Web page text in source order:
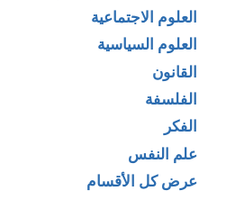
العلوم الاجتماعية
العلوم السياسية
القانون
الفلسفة
الفكر
علم النفس
عرض كل الأقسام